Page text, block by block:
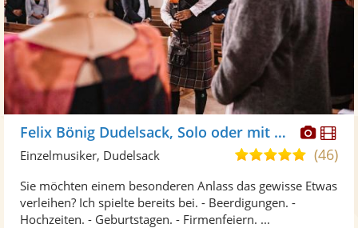
Fotos
Felix Bönig Dudelsack, Solo oder mit Drummer buchbar
5,0
5
(46)
Einzelmusiker, Dudelsack
Sie möchten einem besonderen Anlass das gewisse Etwas
verleihen? Ich spielte bereits bei. - Beerdigungen. -
Hochzeiten. - Geburtstagen. - Firmenfeiern. ...